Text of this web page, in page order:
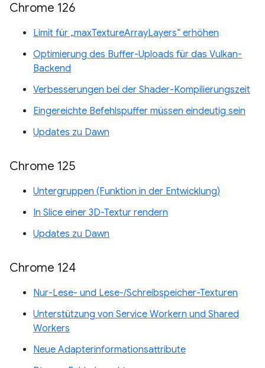
Chrome 126
Limit für „maxTextureArrayLayers“ erhöhen
Optimierung des Buffer-Uploads für das Vulkan-
Backend
Verbesserungen bei der Shader-Kompilierungszeit
Eingereichte Befehlspuffer müssen eindeutig sein
Updates zu Dawn
Chrome 125
Untergruppen (Funktion in der Entwicklung)
In Slice einer 3D-Textur rendern
Updates zu Dawn
Chrome 124
Nur-Lese- und Lese-/Schreibspeicher-Texturen
Unterstützung von Service Workern und Shared
Workers
Neue Adapterinformationsattribute